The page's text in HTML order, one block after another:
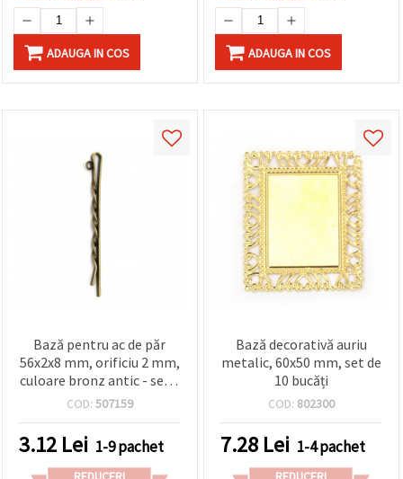
ADAUGA IN COS ADAUGA IN COS
Bază pentru ac de păr
56x2x8 mm, orificiu 2 mm,
culoare bronz antic - set 5
bucăți
COD: 507159
3.12 Lei 1-9 pachet
Bază decorativă auriu
metalic, 60x50 mm, set de
10 bucăți
COD: 802300
7.28 Lei 1-4 pachet